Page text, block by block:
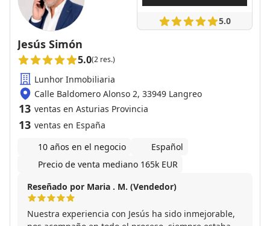
5.0
Jesús Simón
5.0(2 res.)
Lunhor Inmobiliaria
Calle Baldomero Alonso 2, 33949 Langreo
13 ventas en Asturias Provincia
13 ventas en España
10 años en el negocio
Español
Precio de venta mediano 165k EUR
Reseñado por Maria . M. (Vendedor)
Nuestra experiencia con Jesús ha sido inmejorable,